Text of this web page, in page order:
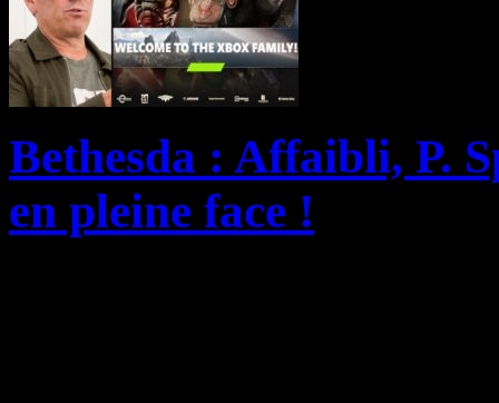
Bethesda : Affaibli, P.
en pleine face !